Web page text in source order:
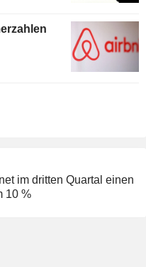
im dritten Quartal einen
10 %